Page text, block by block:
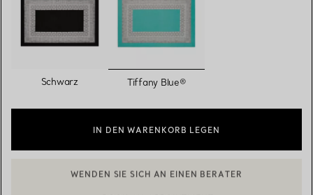
Schwarz ausgewählt
Tiffany Blue®
IN DEN WARENKORB LEGEN